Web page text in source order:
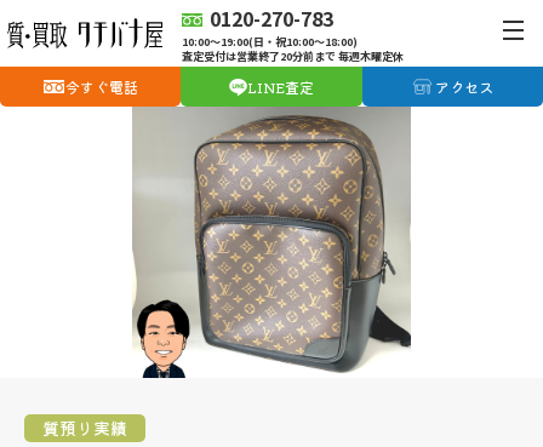
0120-270-783
10:00〜19:00(日・祝10:00〜18:00)
査定受付は営業終了20分前まで 毎週木曜定休
今すぐ電話 LINE査定 アクセス
質預り実績